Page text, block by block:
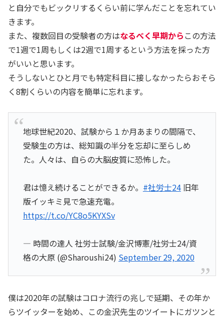
と自分でもビックリするくらい前に学んだことを忘れてい
きます。
また、複数回目の受験者の方はなるべく早期から この方法
で1週で1周もしくは2週で1周するという方法を採った方
がいいと思います。
そうしないとひと月でも特定科目に接しなかったらおそら
く8割くらいの内容を簡単に忘れます。
地球世紀2020、試験から１か月あまりの間隔で、
受験生の方は、総知識の半分を忘却に至らしめ
た。人々は、自らの大脳皮質に恐怖した。
君は憶え続けることができるか。 #社労士24旧年
版イッキミ見で急速充電。
https://t.co/YC8o5KYXSv
— 時間の達人 社労士試験/金沢博憲/社労士24/資
格の大原 (@Sharoushi24) September 29, 2020
僕は2020年の試験はコロナ流行の兆しで延期、その年か
らツイッターを始め、この金沢先生のツイートにガツンと